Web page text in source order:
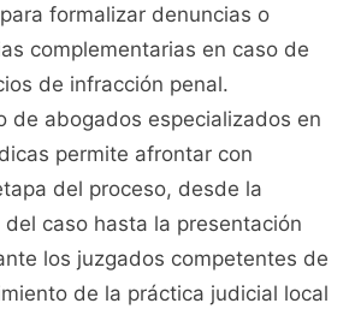
formalizar denuncias o
complementarias en caso de
de infracción penal.
de abogados especializados en
permite afrontar con
del proceso, desde la
caso hasta la presentación
los juzgados competentes de
de la práctica judicial local